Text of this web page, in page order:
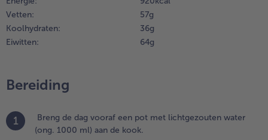
en
de
de
Vetten:
57 g
Koolhydraten:
36 g
Eiwitten:
64 g
Bereiding
1
Breng de dag vooraf een pot met lichtgezouten water
(ong. 1000 ml) aan de kook.